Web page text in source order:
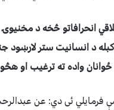
انحرافاتو څخه د مخنیوۍ
د انسانیت ستر لارښود
واده ته ترغیب او
فرمایلي ئی دي: عن